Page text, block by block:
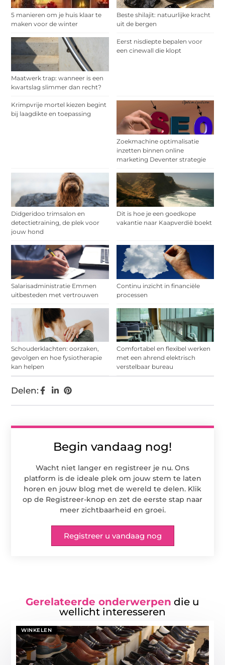
5 manieren om je huis klaar te
maken voor de winter
Beste shilajit: natuurlijke kracht
uit de bergen
Maatwerk trap: wanneer is een
kwartslag slimmer dan recht?
Eerst nisdiepte bepalen voor
een cinewall die klopt
Krimpvrije mortel kiezen begint
bij laagdikte en toepassing
Zoekmachine optimalisatie
inzetten binnen online
marketing Deventer strategie
Didgeridoo trimsalon en
detectietraining, de plek voor
jouw hond
Dit is hoe je een goedkope
vakantie naar Kaapverdië boekt
Salarisadministratie Emmen
uitbesteden met vertrouwen
Continu inzicht in financiële
processen
Schouderklachten: oorzaken,
gevolgen en hoe fysiotherapie
kan helpen
Comfortabel en flexibel werken
met een ahrend elektrisch
verstelbaar bureau
Begin vandaag nog!
Wacht niet langer en registreer je nu. Ons
platform is de ideale plek om jouw stem te laten
horen en jouw blog met de wereld te delen. Klik
op de Registreer-knop en zet de eerste stap naar
meer zichtbaarheid en groei.
Registreer u vandaag nog
Delen:
Gerelateerde onderwerpen die u
wellicht interesseren
WINKELEN